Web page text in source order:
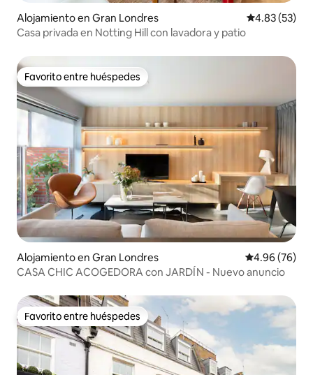
Alojamiento en Gran Londres Calificación
4.83 (53)
Casa privada en Notting Hill con lavadora y patio
Favorito entre huéspedes
Favorito entre huéspedes
Alojamiento en Gran Londres Calificación
4.96 (76)
CASA CHIC ACOGEDORA con JARDÍN - Nuevo anuncio
Favorito entre huéspedes
Favorito entre huéspedes